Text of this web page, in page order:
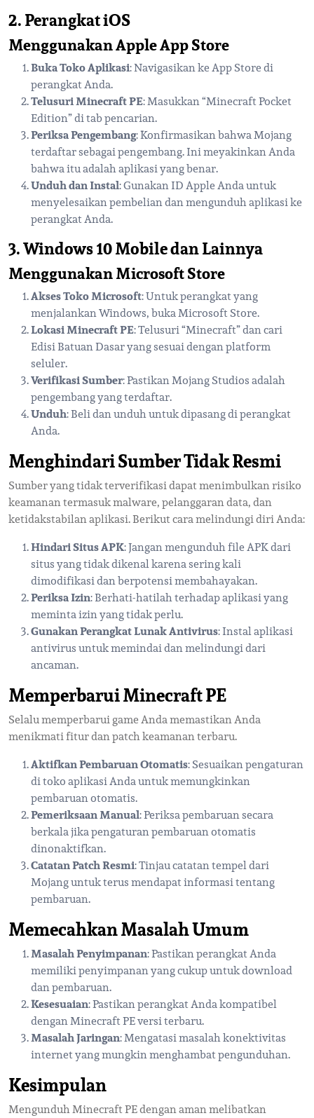
2. Perangkat iOS
Menggunakan Apple App Store
Buka Toko Aplikasi: Navigasikan ke App Store di
perangkat Anda.
Telusuri Minecraft PE: Masukkan “Minecraft Pocket
Edition” di tab pencarian.
Periksa Pengembang: Konfirmasikan bahwa Mojang
terdaftar sebagai pengembang. Ini meyakinkan Anda
bahwa itu adalah aplikasi yang benar.
Unduh dan Instal: Gunakan ID Apple Anda untuk
menyelesaikan pembelian dan mengunduh aplikasi ke
perangkat Anda.
3. Windows 10 Mobile dan Lainnya
Menggunakan Microsoft Store
Akses Toko Microsoft: Untuk perangkat yang
menjalankan Windows, buka Microsoft Store.
Lokasi Minecraft PE: Telusuri “Minecraft” dan cari
Edisi Batuan Dasar yang sesuai dengan platform
seluler.
Verifikasi Sumber: Pastikan Mojang Studios adalah
pengembang yang terdaftar.
Unduh: Beli dan unduh untuk dipasang di perangkat
Anda.
Menghindari Sumber Tidak Resmi
Sumber yang tidak terverifikasi dapat menimbulkan risiko
keamanan termasuk malware, pelanggaran data, dan
ketidakstabilan aplikasi. Berikut cara melindungi diri Anda:
Hindari Situs APK: Jangan mengunduh file APK dari
situs yang tidak dikenal karena sering kali
dimodifikasi dan berpotensi membahayakan.
Periksa Izin: Berhati-hatilah terhadap aplikasi yang
meminta izin yang tidak perlu.
Gunakan Perangkat Lunak Antivirus: Instal aplikasi
antivirus untuk memindai dan melindungi dari
ancaman.
Memperbarui Minecraft PE
Selalu memperbarui game Anda memastikan Anda
menikmati fitur dan patch keamanan terbaru.
Aktifkan Pembaruan Otomatis: Sesuaikan pengaturan
di toko aplikasi Anda untuk memungkinkan
pembaruan otomatis.
Pemeriksaan Manual: Periksa pembaruan secara
berkala jika pengaturan pembaruan otomatis
dinonaktifkan.
Catatan Patch Resmi: Tinjau catatan tempel dari
Mojang untuk terus mendapat informasi tentang
pembaruan.
Memecahkan Masalah Umum
Masalah Penyimpanan: Pastikan perangkat Anda
memiliki penyimpanan yang cukup untuk download
dan pembaruan.
Kesesuaian: Pastikan perangkat Anda kompatibel
dengan Minecraft PE versi terbaru.
Masalah Jaringan: Mengatasi masalah konektivitas
internet yang mungkin menghambat pengunduhan.
Kesimpulan
Mengunduh Minecraft PE dengan aman melibatkan